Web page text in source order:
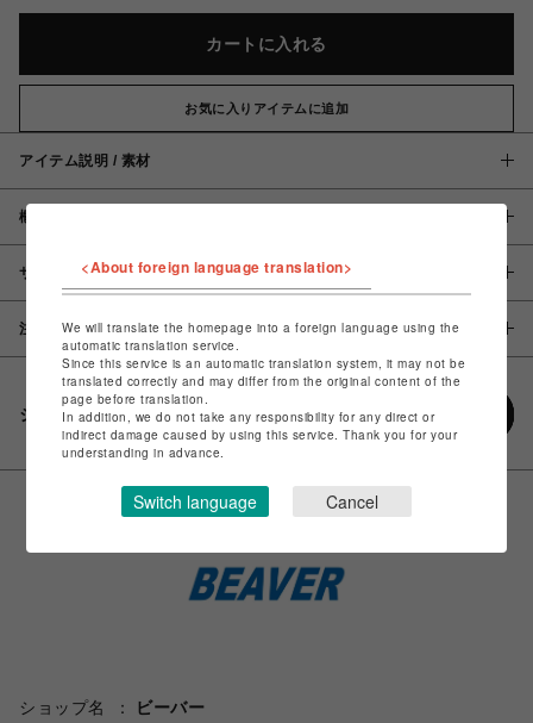
カートに入れる
お気に入りアイテムに追加
アイテム説明 / 素材
概要
サイズ
注意事項
シェアする
ショップ名
ビーバー
<About foreign language translation>
We will translate the homepage into a foreign language using the
automatic translation service.
Since this service is an automatic translation system, it may not be
translated correctly and may differ from the original content of the
page before translation.
In addition, we do not take any responsibility for any direct or
indirect damage caused by using this service. Thank you for your
understanding in advance.
Switch language Cancel